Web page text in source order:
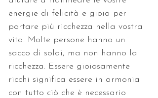
energie di felicità e gioia per
portare più ricchezza nella vostra
vita. Molte persone hanno un
sacco di soldi, ma non hanno la
ricchezza. Essere gioiosamente
ricchi significa essere in armonia
con tutto ciò che è necessario